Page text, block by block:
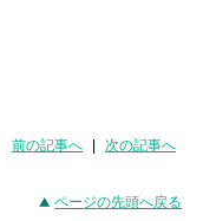
前の記事へ 次の記事へ
ページの先頭へ戻る